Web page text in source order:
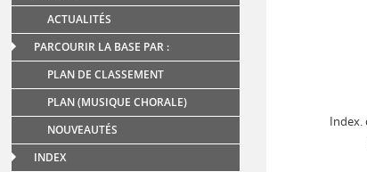
ACTUALITÉS
PARCOURIR LA BASE PAR :
PLAN DE CLASSEMENT
PLAN (MUSIQUE CHORALE)
NOUVEAUTÉS
INDEX
Index.